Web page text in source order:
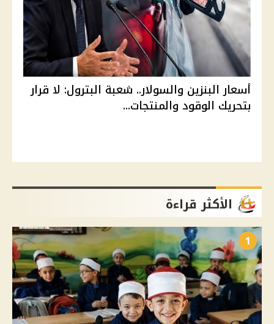
أسعار البنزين والسولار.. شعبة البترول: لا قرار
بتحريك الوقود والمنتجات...
الأكثر قراءة
1